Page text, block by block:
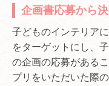
企画書応募から
子どものインテリア
をターゲットにし、
の企画の応募がある
プリをいただいた際